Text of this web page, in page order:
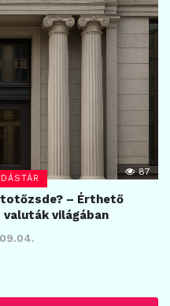
87
– Érthető
világában